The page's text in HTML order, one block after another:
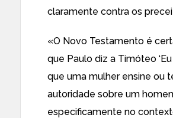
claramente contra os
«O Novo Testamento é
que Paulo diz a Timóteo
que uma mulher ensine ou
autoridade sobre um
especificamente no